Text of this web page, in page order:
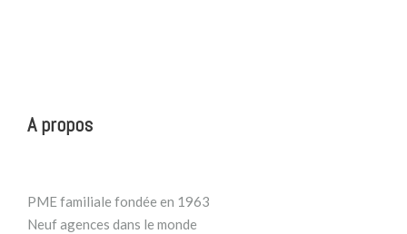
A propos
PME familiale fondée en 1963
Neuf agences dans le monde